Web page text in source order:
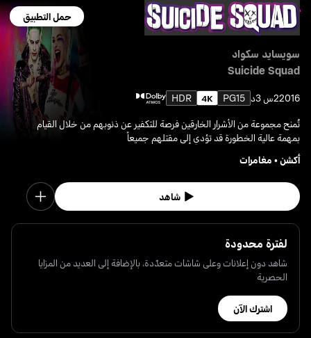
حمل التطبيق
سويسايد سكواد
Suicide Squad
20162س 3د PG15
HDR
تُمنح مجموعة من الأشرار الخارقين فرصة للتكفير عن ذنوبهم من خلال القيام
بمهمة عالية الخطورة قد تؤدي إلى مقتلهم جميعاً
أكشن• مغامرات
شاهد
لفترة محدودة
شاهد دون إعلانات وعلى شاشات متعدّدة، بالإضافة إلى العديد من المزايا
الحصرية
اشترك الآن